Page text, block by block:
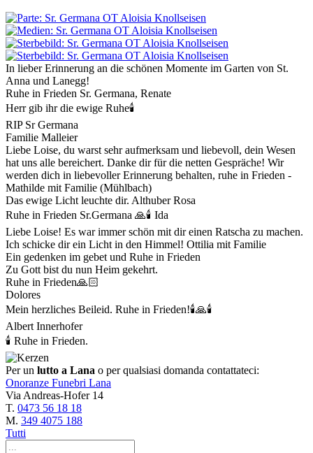
In lieber Erinnerung an die schönen Momente im Garten von St.
Anna und Lanegg!
Ruhe in Frieden Sr. Germana, Renate
Herr gib ihr die ewige Ruhe🕯️
RIP Sr Germana
Familie Malleier
Liebe Loise, du warst sehr aufmerksam und liebevoll, dein Wesen
hat uns alle bereichert. Danke dir für die netten Gespräche! Wir
werden dich in liebevoller Erinnerung behalten, ruhe in Frieden -
Mathilde mit Familie (Mühlbach)
Das ewige Licht leuchte dir. Althuber Rosa
Ruhe in Frieden Sr.Germana 🙏🕯 Ida
Liebe Loise! Es war immer schön mit dir einen Ratscha zu machen.
Ich schicke dir ein Licht in den Himmel! Ottilia mit Familie
Ein gedenken im gebet und Ruhe in Frieden
Zu Gott bist du nun Heim gekehrt.
Ruhe in Frieden🙏🏻
Dolores
Mein herzliches Beileid. Ruhe in Frieden!🕯🙏🕯
Albert Innerhofer
🕯 Ruhe in Frieden.
Per un lutto a Lana o per qualsiasi domanda contattateci:
Onoranze Funebri Lana
Via Andreas-Hofer 14
T. 0473 56 18 18
M. 349 4075 188
Tutti